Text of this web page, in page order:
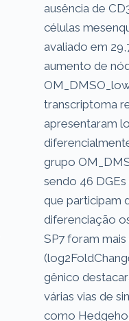
ausência de
células
avaliado em
aumento de
transcriptoma
apresentaram
grupo
sendo 46
que participam
diferenciação
SP7 foram
gênico
várias vias de
como